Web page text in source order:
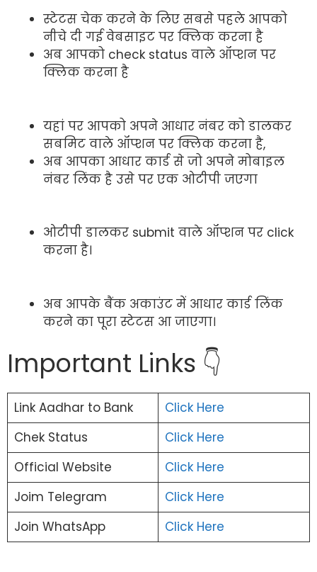
स्टेटस चेक करने के लिए सबसे पहले आपको
नीचे दी गई वेबसाइट पर क्लिक करना है
अब आपको check status वाले ऑप्शन पर
क्लिक करना है
यहां पर आपको अपने आधार नंबर को डालकर
सबमिट वाले ऑप्शन पर क्लिक करना है,
अब आपका आधार कार्ड से जो अपने मोबाइल
नंबर लिंक है उसे पर एक ओटीपी जएगा
ओटीपी डालकर submit वाले ऑप्शन पर click
करना है।
अब आपके बैंक अकाउंट में आधार कार्ड लिंक
करने का पूरा स्टेटस आ जाएगा।
Important Links 👇
Link Aadhar to Bank
Click Here
Chek Status
Click Here
Official Website
Click Here
Joim Telegram
Click Here
Join WhatsApp
Click Here